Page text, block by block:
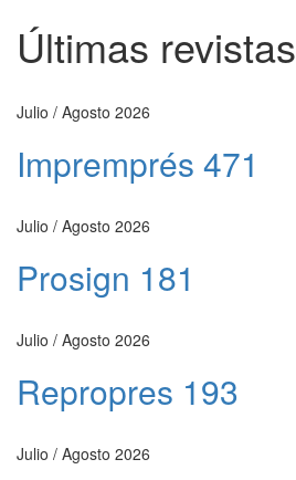
Últimas revistas
Julio / Agosto 2026
Impremprés 471
Julio / Agosto 2026
Prosign 181
Julio / Agosto 2026
Repropres 193
Julio / Agosto 2026